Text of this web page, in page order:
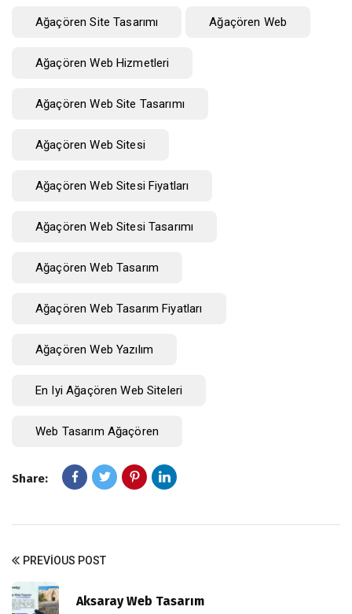
Ağaçören Site Tasarımı Ağaçören Web
Ağaçören Web Hizmetleri
Ağaçören Web Site Tasarımı
Ağaçören Web Sitesi
Ağaçören Web Sitesi Fiyatları
Ağaçören Web Sitesi Tasarımı
Ağaçören Web Tasarım
Ağaçören Web Tasarım Fiyatları
Ağaçören Web Yazılım
En Iyi Ağaçören Web Siteleri
Web Tasarım Ağaçören
Share:
PREVIOUS POST
Aksaray Web Tasarım